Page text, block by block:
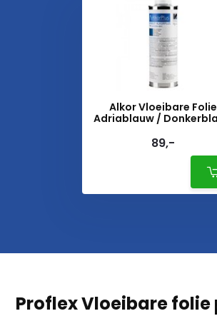
Alkor Vloeibare Folie
Adriablauw /
89,-
Proflex Vloeibare folie